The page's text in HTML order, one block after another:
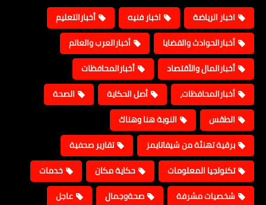
اخبار الرياضة اخبار فنيه
أخبارالتعليم
أخبارالحوادث والقضايا
أخبارالعرب والعالم
أخبارالمال والأقتصاد
أخبارالمحافظات
أخبارالمحافظات،
أصل الحكاية
الصحة
الطقس
النوبة هنا وهناك
برقية تهنئة من شيفاتايمز
تقارير صحفية
تكنولجيا المعلومات
حكاية مكان
خدمات
شخصيات مشرفة
صحةوجمال
عاجل